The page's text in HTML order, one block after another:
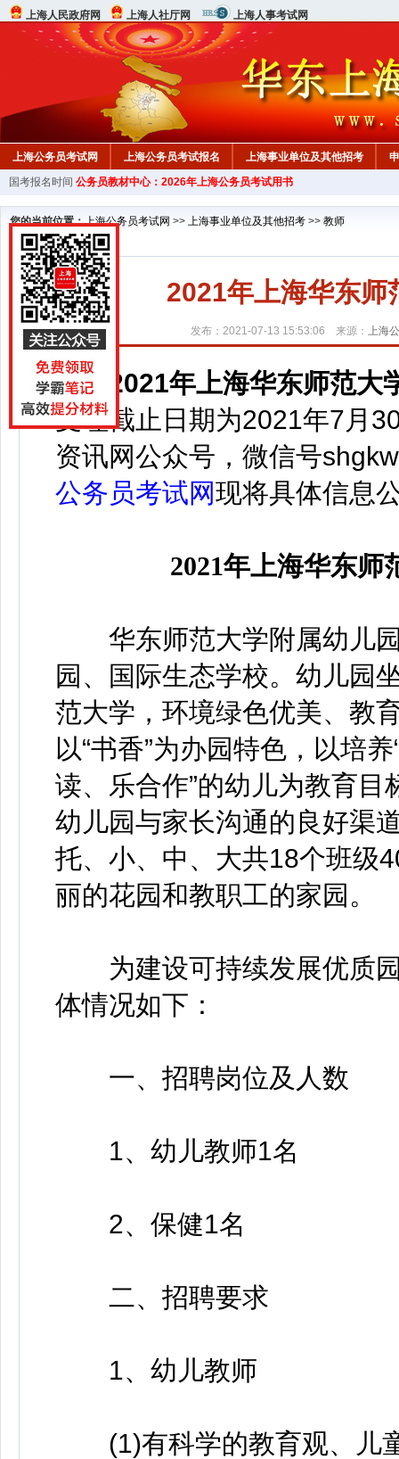
上海人民政府网 上海人社厅网 上海人事考试网
上海公务员考试网 上海公务员考试报名 上海事业单位及其他招考
行测真题 在线咨询 教材中心
国考报名时间 公务员教材中心：2026年上海公务员考试用书
您的当前位置：上海公务员考试网 >> 上海事业单位及其他招考 >> 教师
2021年上海华东师
发布：2021-07-13 15:53:06 来源： 上海
2021年上海华东师范大学
受理截止日期为2021年7月
资讯网公众号，微信号
公务员考试网现将具体信息
2021年上海华东师
华东师范大学附属幼儿园
园、国际生态学校。幼儿园
范大学，环境绿色优美、教
以“书香”为办园特色，以培
读、乐合作”的幼儿为教育
幼儿园与家长沟通的良好渠
托、小、中、大共18个班级
丽的花园和教职工的家园。
为建设可持续发展优质园
体情况如下：
一、招聘岗位及人数
1、幼儿教师1名
2、保健1名
二、招聘要求
1、幼儿教师
(1)有科学的教育观、儿